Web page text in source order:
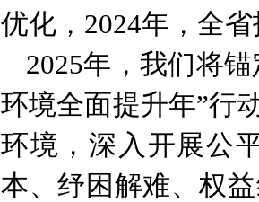
优化，2024年，全
2025年，我们将
环境全面提升年”行
环境，深入开展公
本、纾困解难、权